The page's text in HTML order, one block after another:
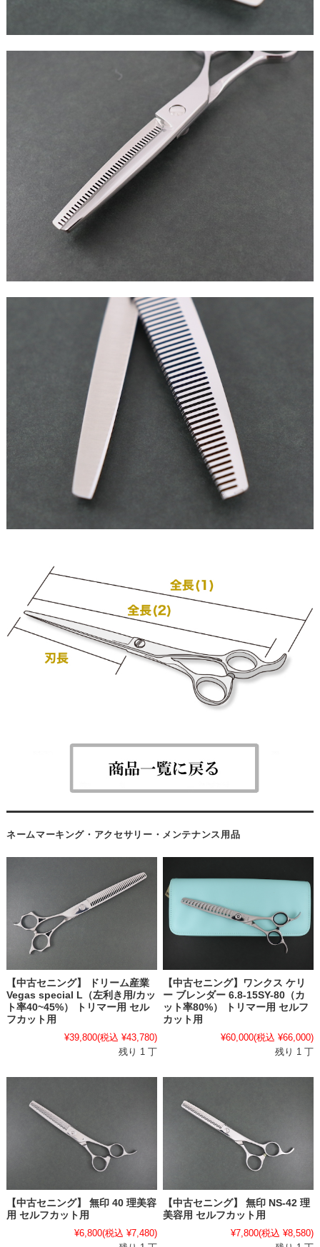
ネームマーキング・アクセサリー・メンテナンス用品
【中古セニング】 ドリーム産業
Vegas special L（左利き用/カッ
ト率40~45%） トリマー用 セル
フカット用
¥39,800(税込 ¥43,780)
残り 1 丁
【中古セニング】ワンクス ケリ
ー ブレンダー 6.8-15SY-80（カ
ット率80%） トリマー用 セルフ
カット用
¥60,000(税込 ¥66,000)
残り 1 丁
【中古セニング】 無印 40 理美容
用 セルフカット用
¥6,800(税込 ¥7,480)
【中古セニング】 無印 NS-42 理
美容用 セルフカット用
¥7,800(税込 ¥8,580)